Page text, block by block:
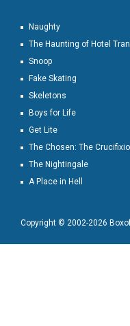
Naughty
The Haunting of Hotel
Snoop
Fake Skating
Skeletons
Boys for Life
Get Lite
The Chosen: The
The Nightingale
A Place in Hell
Copyright © 2002-2026